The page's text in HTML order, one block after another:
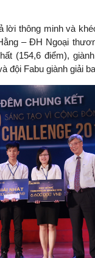
thông minh và
– ĐH Ngoại
(154,6 điểm),
đội Fabu giành giải